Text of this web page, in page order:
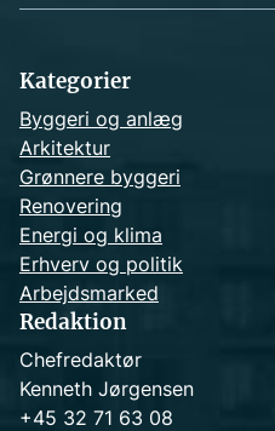
Kategorier
Byggeri og anlæg
Arkitektur
Grønnere byggeri
Renovering
Energi og klima
Erhverv og politik
Arbejdsmarked
Redaktion
Chefredaktør
Kenneth Jørgensen
+45 32 71 63 08